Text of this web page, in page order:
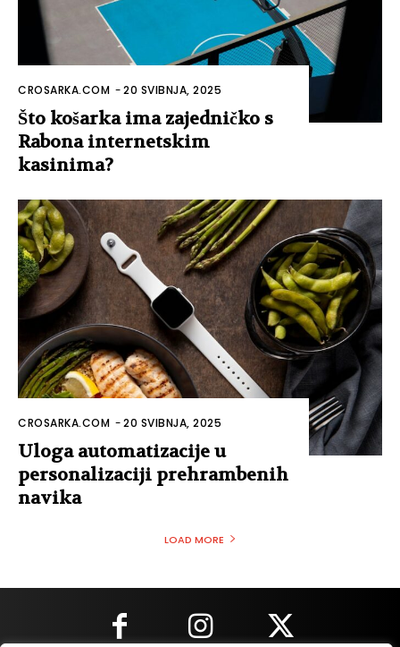
CROSARKA.COM -20 SVIBNJA, 2025
Što košarka ima zajedničko s
Rabona internetskim
kasinima?
CROSARKA.COM -20 SVIBNJA, 2025
Uloga automatizacije u
personalizaciji prehrambenih
navika
LOAD MORE